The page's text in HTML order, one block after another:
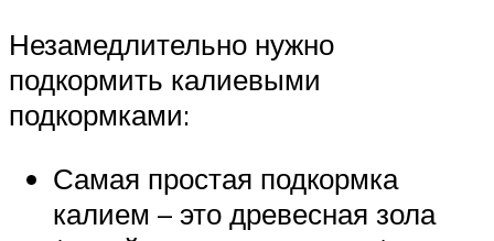
Незамедлительно нужно
подкормить калиевыми
подкормками:
Самая простая подкормка
калием – это древесная зола